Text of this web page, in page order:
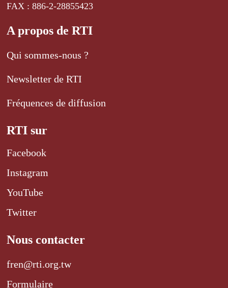
FAX : 886-2-28855423
A propos de RTI
Qui sommes-nous ?
Newsletter de RTI
Fréquences de diffusion
RTI sur
Facebook
Instagram
YouTube
Twitter
Nous contacter
fren@rti.org.tw
Formulaire